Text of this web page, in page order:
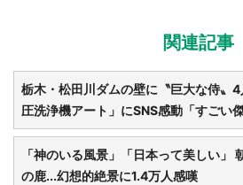
関連記事
栃木・松田川ダムの壁に〝巨大な侍〟
圧洗浄機アート」にSNS感動「すごい傑
「神のいる風景」「日本って美しい」
の鹿...幻想的絶景に1.4万人感嘆